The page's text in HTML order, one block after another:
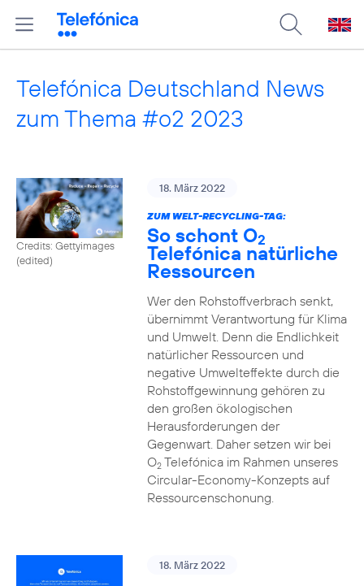
Telefónica Deutschland News
zum Thema #o2 2023
Credits: Gettyimages
(edited)
18. März 2022
ZUM WELT-RECYCLING-TAG:
So schont O2
Telefónica natürliche
Ressourcen
Wer den Rohstoffverbrach senkt,
übernimmt Verantwortung für Klima
und Umwelt. Denn die Endlichkeit
natürlicher Ressourcen und
negative Umwelteffekte durch die
Rohstoffgewinnung gehören zu
den großen ökologischen
Herausforderungen der
Gegenwart. Daher setzen wir bei
O2Telefónica im Rahmen unseres
Circular-Economy-Konzepts auf
Ressourcenschonung.
18. März 2022